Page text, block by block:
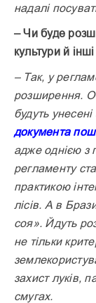
надалі
– Чи буде
культури й
– Так, у
розширення.
будуть унесені
документа
адже однією з
регламенту
практикою
лісів. А в
соя». Йдуть
не тільки
захист луків,
смугах.